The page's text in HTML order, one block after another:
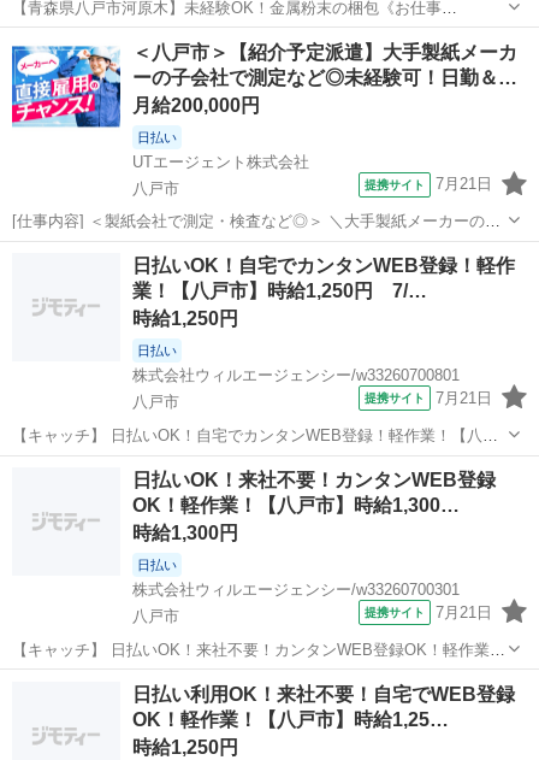
【青森県八戸市河原木】未経験OK！金属粉末の梱包《お仕事
No.2A160》 お仕事について 金属粉末をビニール袋へ梱包していく作
業や、粉末をふるいにかけて大きさ別に分ける作業です。 ※業務の変
更、就業場所の変更の範囲、契...
本八戸駅 その他
＜八戸市＞【紹介予定派遣】大手製紙メーカ
ーの子会社で測定など◎未経験可！日勤＆…
月給200,000円
日払い
UTエージェント株式会社
八戸市
提携サイト 7月21日
[仕事内容] ＜製紙会社で測定・検査など◎＞ ＼大手製紙メーカーの
100％子会社でのお仕事！／ 紹介予定派遣のお仕事♪ 最長6ヵ月の派遣
契約終了後、双方の合意の上、 派遣先での直接雇用切り替えを前提と
したお仕事です！ ＜...
八戸市 工場
日払いOK！自宅でカンタンWEB登録！軽作
業！【八戸市】時給1,250円 7/…
時給1,250円
日払い
株式会社ウィルエージェンシー/w33260700801
八戸市
提携サイト 7月21日
【キャッチ】 日払いOK！自宅でカンタンWEB登録！軽作業！【八戸
市】時給1,250円 7/31～8/11の超短期！仕分けた荷物を運ぶだけ シ
ニア・男女歓迎の簡単軽作業 【コメント】 来社不要！WEB登録でス
ピード採用☆彡...
八戸市 仕分け
日払いOK！来社不要！カンタンWEB登録
OK！軽作業！【八戸市】時給1,300…
時給1,300円
日払い
株式会社ウィルエージェンシー/w33260700301
八戸市
提携サイト 7月21日
【キャッチ】 日払いOK！来社不要！カンタンWEB登録OK！軽作業！
【八戸市】時給1,300円！8月末までの短期！13時始業で朝はゆった
り。週3日＆4h～OKのシンプル仕分け 【コメント】 来社不要！WEB
登録でスピード採...
八戸市 仕分け
日払い利用OK！来社不要！自宅でWEB登録
OK！軽作業！【八戸市】時給1,25…
時給1,250円